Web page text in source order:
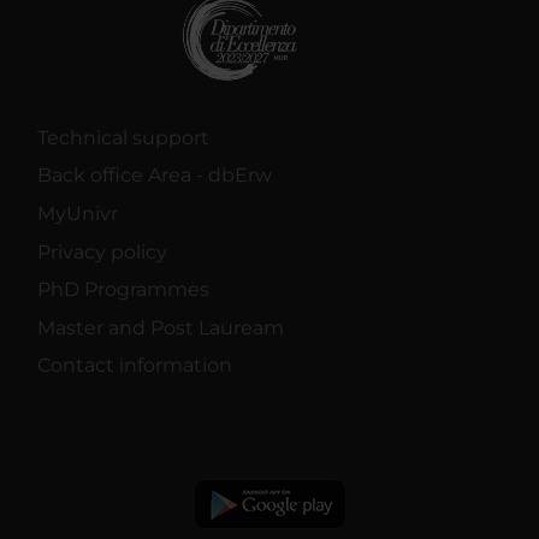
Technical support
Back office Area - dbErw
MyUnivr
Privacy policy
PhD Programmes
Master and Post Lauream
Contact information